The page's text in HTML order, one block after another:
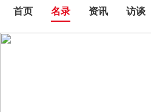
首页 名录 资讯 访谈
大家都在搜